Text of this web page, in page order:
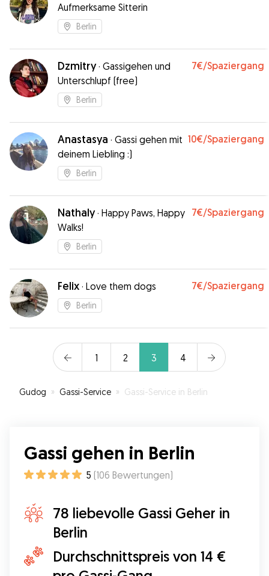
Aufmerksame Sitterin
Berlin
Dzmitry· Gassigehen und
Unterschlupf (free)
7€/Spaziergang
Berlin
Anastasya · Gassi gehen mit
deinem Liebling :)
10€/Spaziergang
Berlin
Nathaly· Happy Paws, Happy
Walks!
7€/Spaziergang
Berlin
Felix · Love them dogs 7€/Spaziergang
Berlin
1 2 3 4
Gudog » Gassi-Service » Gassi-Service in Berlin
Gassi gehen in Berlin
5 (106 Bewertungen)
78 liebevolle Gassi Geher in
Berlin
Durchschnittspreis von 14 €